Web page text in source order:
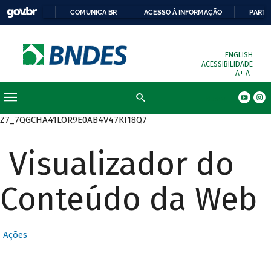
COMUNICA BR ACESSO À INFORMAÇÃO
ENGLISH
ACESSIBILIDADE
A+ A-
Z7_7QGCHA41LOR9E0AB4V47KI18Q7
Visualizador do
Conteúdo da Web
Ações